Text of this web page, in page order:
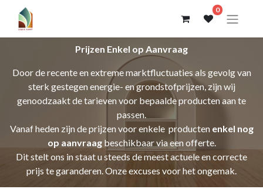
0
Prijzen Enkel op Aanvraag
Door de recente en extreme marktfluctuaties als gevolg van
sterk gestegen energie- en grondstofprijzen, zijn wij
genoodzaakt de tarieven voor bepaalde producten aan te
passen.
Vanaf heden zijn de prijzen voor enkele producten enkel nog
op aanvraagbeschikbaar via een offerte.
Dit stelt ons in staat u steeds de meest actuele en correcte
prijs te garanderen. Onze excuses voor het ongemak.